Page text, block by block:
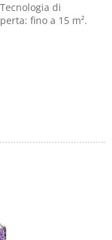
di
fino a 15 m².